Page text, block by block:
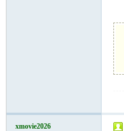
xmovie2026